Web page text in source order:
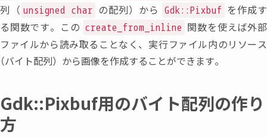
列 （ unsigned char の配列） から Gdk::Pixbuf を作成す
る関数です。この create_from_inline 関数を使えば外部
ファイルから読み取ることなく 、 実行ファイル内のリソース
（バイト配列） から画像を作成することができます。
Gdk::Pixbuf用のバイト配列の作り
方